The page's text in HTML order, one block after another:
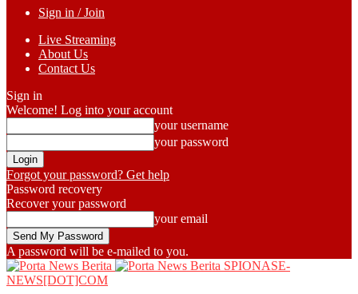
Sign in / Join
Live Streaming
About Us
Contact Us
Sign in
Welcome! Log into your account
your username
your password
Forgot your password? Get help
Password recovery
Recover your password
your email
A password will be e-mailed to you.
SPIONASE-
NEWS[DOT]COM